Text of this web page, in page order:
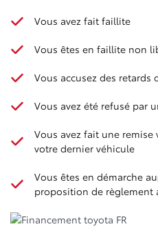
Vous avez fait faillite
Vous êtes en faillite non
Vous accusez des retards
Vous avez été refusé par
Vous avez fait une remise
votre dernier véhicule
Vous êtes en démarche
proposition de règlement